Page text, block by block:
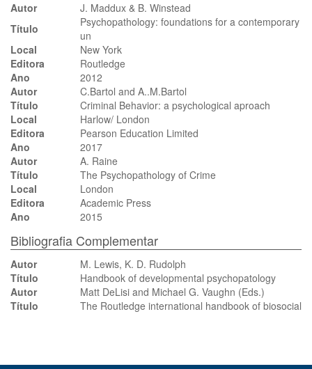
Autor
J. Maddux & B. Winstead
Título
Psychopathology: foundations for a contemporary
un
Local
New York
Editora
Routledge
Ano
2012
Autor
C.Bartol and A..M.Bartol
Título
Criminal Behavior: a psychological aproach
Local
Harlow/ London
Editora
Pearson Education Limited
Ano
2017
Autor
A. Raine
Título
The Psychopathology of Crime
Local
London
Editora
Academic Press
Ano
2015
Bibliografia Complementar
Autor
M. Lewis, K. D. Rudolph
Título
Handbook of developmental psychopatology
Autor
Matt DeLisi and Michael G. Vaughn (Eds.)
Título
The Routledge international handbook of biosocial